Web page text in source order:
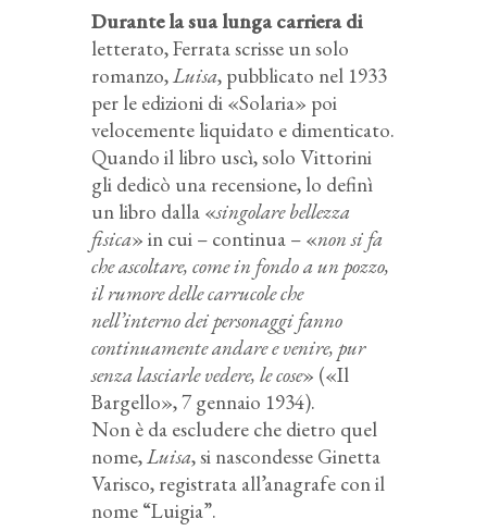
Durante la sua lunga carriera di
letterato, Ferrata scrisse un solo
romanzo,Luisa, pubblicato nel 1933
per le edizioni di «Solaria» poi
velocemente liquidato e dimenticato.
Quando il libro uscì, solo Vittorini
gli dedicò una recensione, lo definì
un libro dalla «singolare bellezza
fisica» in cui – continua – «non si fa
che ascoltare, come in fondo a un pozzo,
il rumore delle carrucole che
nell’interno dei personaggi fanno
continuamente andare e venire, pur
senza lasciarle vedere, le cose» («Il
Bargello», 7 gennaio 1934).
Non è da escludere che dietro quel
nome,Luisa, si nascondesse Ginetta
Varisco, registrata all’anagrafe con il
nome “Luigia”.